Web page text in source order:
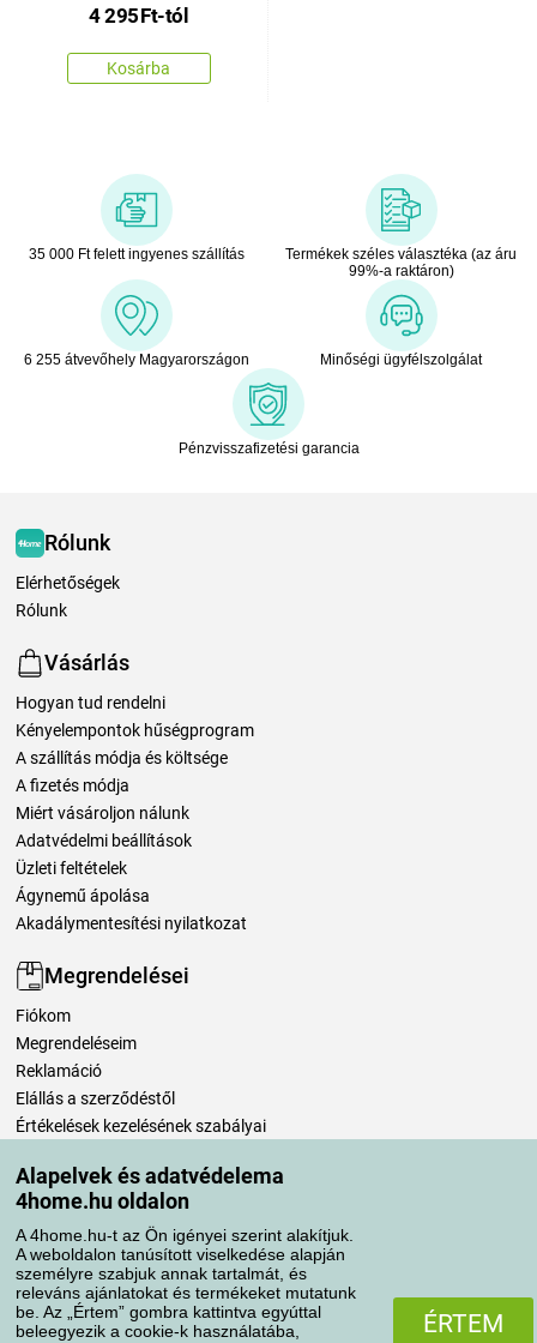
Alapelvek és adatvédelema
4home.hu oldalon
A 4home.hu-t az Ön igényei szerint alakítjuk.
A weboldalon tanúsított viselkedése alapján
személyre szabjuk annak tartalmát, és
releváns ajánlatokat és termékeket mutatunk
be. Az „Értem” gombra kattintva egyúttal
beleegyezik a cookie-k használatába,
ÉRTEM
4 295Ft-tól
Kosárba
35 000 Ft felett ingyenes szállítás
Termékek széles választéka (az áru
99%-a raktáron)
6 255 átvevőhely Magyarországon Minőségi ügyfélszolgálat
Pénzvisszafizetési garancia
Rólunk
Elérhetőségek
Rólunk
Vásárlás
Hogyan tud rendelni
Kényelempontok hűségprogram
A szállítás módja és költsége
A fizetés módja
Miért vásároljon nálunk
Adatvédelmi beállítások
Üzleti feltételek
Ágynemű ápolása
Akadálymentesítési nyilatkozat
Megrendelései
Fiókom
Megrendeléseim
Reklamáció
Elállás a szerződéstől
Értékelések kezelésének szabályai
Szállítási módok
Fizetési módok